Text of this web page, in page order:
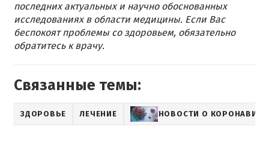
последних актуальных и научно обоснованных
исследованиях в области медицины. Если Вас
беспокоят проблемы со здоровьем, обязательно
обратитесь к врачу.
Связанные темы:
ЗДОРОВЬЕ ЛЕЧЕНИЕ НОВОСТИ О